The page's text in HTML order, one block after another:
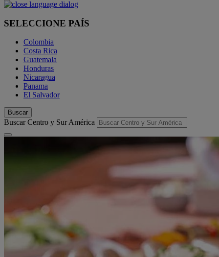
SELECCIONE PAÍS
Colombia
Costa Rica
Guatemala
Honduras
Nicaragua
Panama
El Salvador
Buscar
Buscar Centro y Sur América